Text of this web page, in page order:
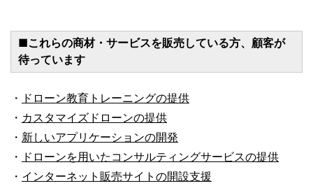
■これらの商材・サービスを販売している方、顧客が
待っています
・ ドローン教育トレーニングの提供
・ カスタマイズドローンの提供
・ 新しいアプリケーションの開発
・ ドローンを用いたコンサルティングサービスの提供
・ インターネット販売サイトの開設支援